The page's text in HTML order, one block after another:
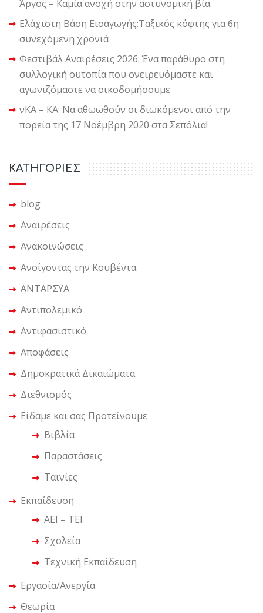
Άργος – Καμία ανοχή στην αστυνομική βία
Ελάχιστη Βάση Εισαγωγής:Ταξικός κόφτης για 6η
συνεχόμενη χρονιά
Φεστιβάλ Αναιρέσεις 2026: Ένα παράθυρο στη
συλλογική ουτοπία που ονειρευόμαστε και
αγωνιζόμαστε να οικοδομήσουμε
νΚΑ – ΚΑ: Να αθωωθούν οι διωκόμενοι από την
πορεία της 17 Νοέμβρη 2020 στα Σεπόλια!
KΑΤΗΓΟΡΙΕΣ
blog
Αναιρέσεις
Ανακοινώσεις
Ανοίγοντας την Κουβέντα
ΑΝΤΑΡΣΥΑ
Αντιπολεμικό
Αντιφασιστικό
Αποφάσεις
Δημοκρατικά Δικαιώματα
Διεθνισμός
Είδαμε και σας Προτείνουμε
Βιβλία
Παραστάσεις
Ταινίες
Εκπαίδευση
ΑΕΙ – ΤΕΙ
Σχολεία
Τεχνική Εκπαίδευση
Εργασία/Ανεργία
Θεωρία